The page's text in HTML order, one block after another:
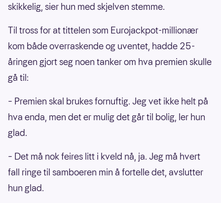
skikkelig, sier hun med skjelven stemme.
Til tross for at tittelen som Eurojackpot-millionær
kom både overraskende og uventet, hadde 25-
åringen gjort seg noen tanker om hva premien skulle
gå til:
– Premien skal brukes fornuftig. Jeg vet ikke helt på
hva enda, men det er mulig det går til bolig, ler hun
glad.
– Det må nok feires litt i kveld nå, ja. Jeg må hvert
fall ringe til samboeren min å fortelle det, avslutter
hun glad.